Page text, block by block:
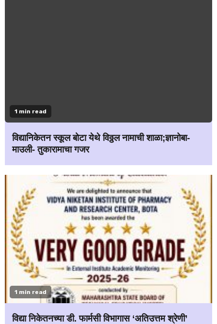
1 min read
विद्यानिकेतन स्कूल बोटा येथे विठ्ठल नामाची शाळा;ज्ञानोबा-
माउली- तुकारामाचा गजर
1 min read
विद्या निकेतनच्या डी. फार्मसी विभागास ‘अतिउत्तम श्रेणी’